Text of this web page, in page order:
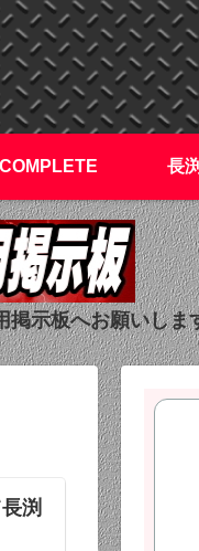
長
掲示板へお願いしま
渕